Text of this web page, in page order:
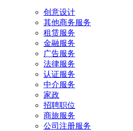
创意设计
其他商务服务
租赁服务
金融服务
广告服务
法律服务
认证服务
中介服务
家政
招聘职位
商旅服务
公司注册服务